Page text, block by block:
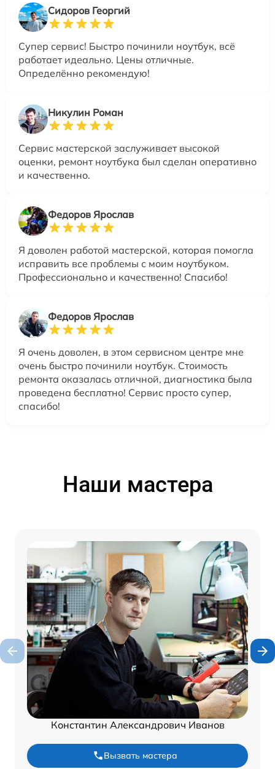
Сидоров Георгий
Супер сервис! Быстро починили ноутбук, всё
работает идеально. Цены отличные.
Определённо рекомендую!
Никулин Роман
Сервис мастерской заслуживает высокой
оценки, ремонт ноутбука был сделан оперативно
и качественно.
Федоров Ярослав
Я доволен работой мастерской, которая помогла
исправить все проблемы с моим ноутбуком.
Профессионально и качественно! Спасибо!
Федоров Ярослав
Я очень доволен, в этом сервисном центре мне
очень быстро починили ноутбук. Стоимость
ремонта оказалась отличной, диагностика была
проведена бесплатно! Сервис просто супер,
спасибо!
Наши мастера
Константин Александрович Иванов
Вызвать мастера